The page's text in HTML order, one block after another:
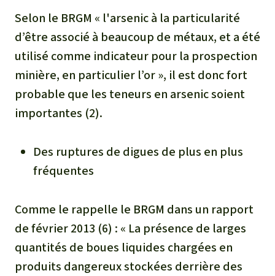
Selon le BRGM « l'arsenic à la particularité
d’être associé à beaucoup de métaux, et a été
utilisé comme indicateur pour la prospection
minière, en particulier l’or », il est donc fort
probable que les teneurs en arsenic soient
importantes (2).
Des ruptures de digues de plus en plus
fréquentes
Comme le rappelle le BRGM dans un rapport
de février 2013 (6) : « La présence de larges
quantités de boues liquides chargées en
produits dangereux stockées derrière des